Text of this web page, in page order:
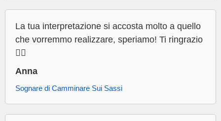
La tua interpretazione si accosta molto a quello
che vorremmo realizzare, speriamo! Ti ringrazio
👍🏻
Anna
Sognare di Camminare Sui Sassi